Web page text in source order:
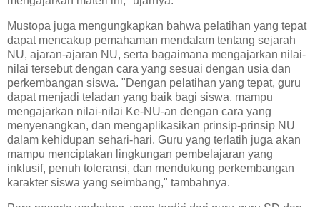
Mustopa juga mengungkapkan bahwa pelatihan yang tepat
dapat mencakup pemahaman mendalam tentang sejarah
NU, ajaran-ajaran NU, serta bagaimana mengajarkan nilai-
nilai tersebut dengan cara yang sesuai dengan usia dan
perkembangan siswa. "Dengan pelatihan yang tepat, guru
dapat menjadi teladan yang baik bagi siswa, mampu
mengajarkan nilai-nilai Ke-NU-an dengan cara yang
menyenangkan, dan mengaplikasikan prinsip-prinsip NU
dalam kehidupan sehari-hari. Guru yang terlatih juga akan
mampu menciptakan lingkungan pembelajaran yang
inklusif, penuh toleransi, dan mendukung perkembangan
karakter siswa yang seimbang," tambahnya.